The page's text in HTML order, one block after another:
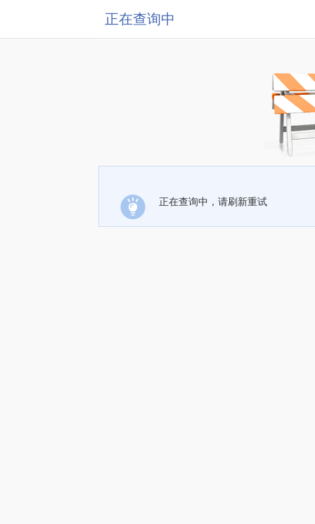
正在查询中
正在查询中，请刷新重试